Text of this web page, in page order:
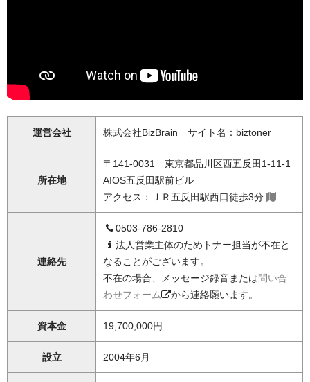
運営会社 株式会社BizBrain サイト名：biztoner
所在地
〒141-0031 東京都品川区西五反田1-11-1
AIOS五反田駅前ビル
アクセス：ＪＲ五反田駅西口徒歩3分
連絡先
0503-786-2810
法人営業主体のためトナー担当が不在と
なることがございます。
不在の場合、メッセージ録音または問い合
わせフォーム
から連絡願います。
資本金 19,700,000円
設立 2004年6月